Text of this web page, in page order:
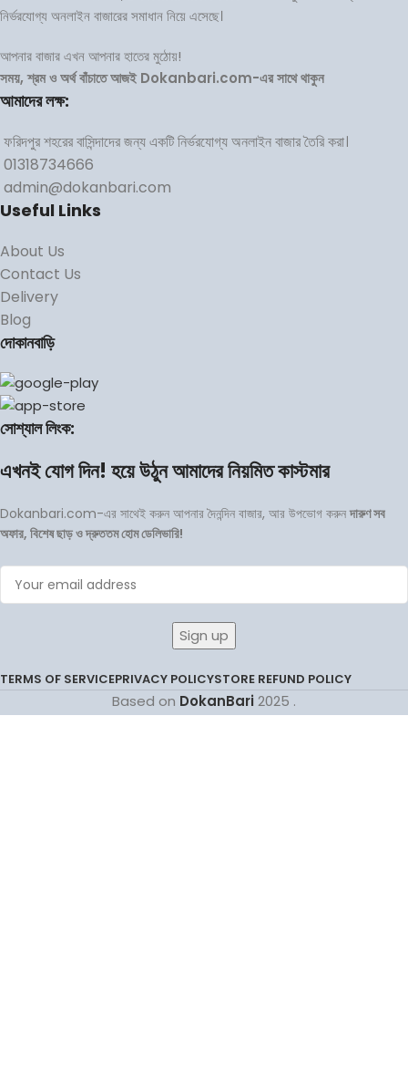
নির্ভরযোগ্য অনলাইন বাজারের সমাধান নিয়ে এসেছে।
আপনার বাজার এখন আপনার হাতের মুঠোয়!
সময়, শ্রম ও অর্থ বাঁচাতে আজই Dokanbari.com-এর সাথে থাকুন
আমাদের লক্ষ:
ফরিদপুর শহরের বাসিন্দাদের জন্য একটি নির্ভরযোগ্য অনলাইন বাজার তৈরি করা।
01318734666
admin@dokanbari.com
Useful Links
About Us
Contact Us
Delivery
Blog
দোকানবাড়ি
সোশ্যাল লিংক:
এখনই যোগ দিন! হয়ে উঠুন আমাদের নিয়মিত কাস্টমার
Dokanbari.com-এর সাথেই করুন আপনার দৈনন্দিন বাজার, আর উপভোগ করুনদারুণ সব
অফার, বিশেষ ছাড় ও দ্রুততম হোম ডেলিভারি!
TERMS OF SERVICEPRIVACY POLICYSTORE REFUND POLICY
Based on DokanBari2025 .